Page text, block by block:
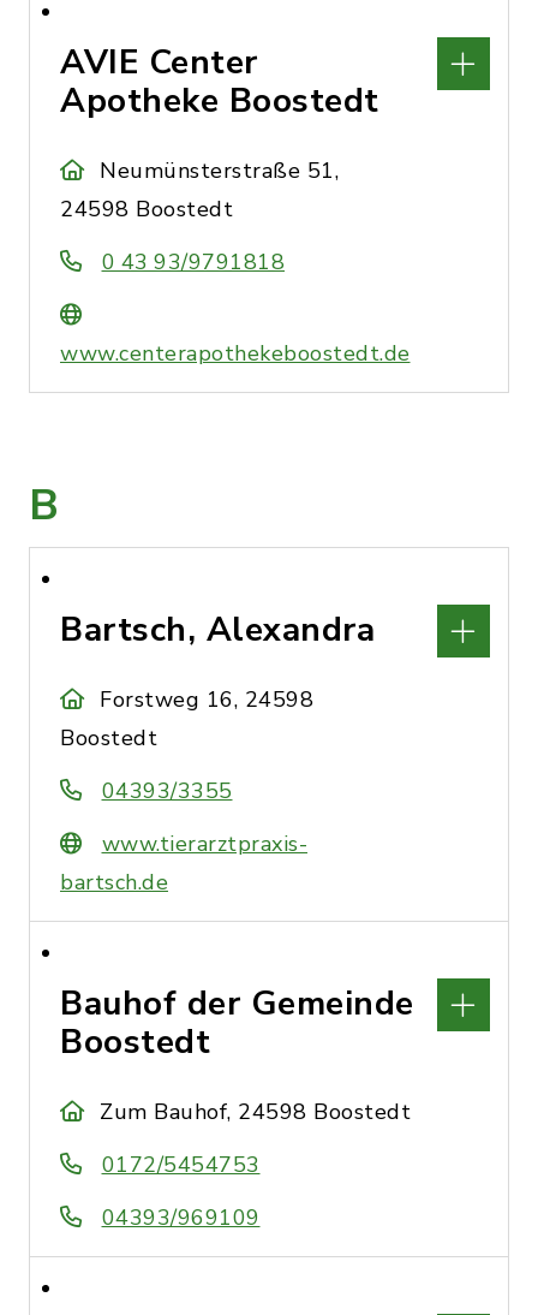
AVIE Center
Apotheke Boostedt
Neumünsterstraße 51,
24598 Boostedt
0 43 93/9791818
www.centerapothekeboostedt.de
B
Bartsch, Alexandra
Forstweg 16, 24598
Boostedt
04393/3355
www.tierarztpraxis-
bartsch.de
Bauhof der Gemeinde
Boostedt
Zum Bauhof, 24598 Boostedt
0172/5454753
04393/969109